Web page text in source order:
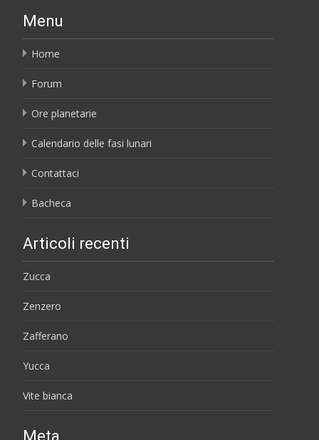
Menu
Home
Forum
Ore planetarie
Calendario delle fasi lunari
Contattaci
Bacheca
Articoli recenti
Zucca
Zenzero
Zafferano
Yucca
Vite bianca
Meta